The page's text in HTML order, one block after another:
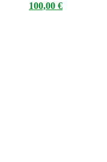
100,00 €